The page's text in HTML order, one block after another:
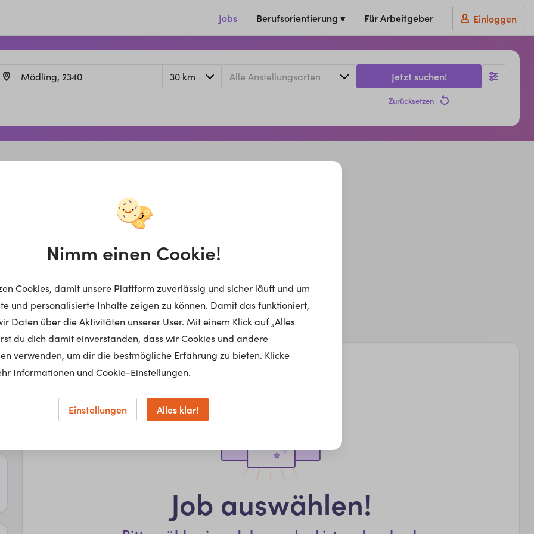
Jobs Berufsorientierung ▾ Für Arbeitgeber Einloggen
Jetzt suchen!
Zurücksetzen
Job auswählen!
Nimm einen Cookie!
Cookies, damit unsere Plattform zuverlässig und sicher läuft und um
und personalisierte Inhalte zeigen zu können. Damit das funktioniert,
Daten über die Aktivitäten unserer User. Mit einem Klick auf „Alles
du dich damit einverstanden, dass wir Cookies und andere
verwenden, um dir die bestmögliche Erfahrung zu bieten. Klicke
Informationen und Cookie-Einstellungen.
Einstellungen Alles klar!